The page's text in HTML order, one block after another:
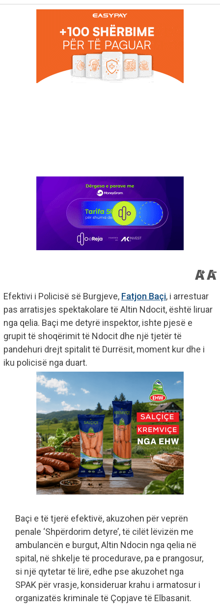
Efektivi i Policisë së Burgjeve, Fatjon Baçi, i arrestuar
pas arratisjes spektakolare të Altin Ndocit, është liruar
nga qelia. Baçi me detyrë inspektor, ishte pjesë e
grupit të shoqërimit të Ndocit dhe një tjetër të
pandehuri drejt spitalit të Durrësit, moment kur dhe i
iku policisë nga duart.
Baçi e të tjerë efektivë, akuzohen për veprën
penale ‘Shpërdorim detyre’, të cilët lëvizën me
ambulancën e burgut, Altin Ndocin nga qelia në
spital, në shkelje të procedurave, pa e prangosur,
si një qytetar të lirë, edhe pse akuzohet nga
SPAK për vrasje, konsideruar krahu i armatosur i
organizatës kriminale të Çopjave të Elbasanit.